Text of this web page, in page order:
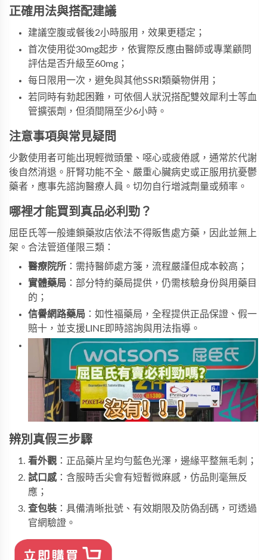
正確用法與搭配建議
建議空腹或餐後2小時服用，效果更穩定；
首次使用從30mg起步，依實際反應由醫師或專業顧問
評估是否升級至60mg；
每日限用一次，避免與其他SSRI類藥物併用；
若同時有勃起困難，可依個人狀況搭配雙效犀利士等血
管擴張劑，但須間隔至少6小時。
注意事項與常見疑問
少數使用者可能出現輕微頭暈、噁心或疲倦感，通常於代謝
後自然消退。肝腎功能不全、嚴重心臟病史或正服用抗憂鬱
藥者，應事先諮詢醫療人員。切勿自行增減劑量或頻率。
哪裡才能買到真品必利勁？
屈臣氏等一般連鎖藥妝店依法不得販售處方藥，因此並無上
架。合法管道僅限三類：
醫療院所 ：需持醫師處方箋，流程嚴謹但成本較高；
實體藥局 ：部分特約藥局提供，仍需核驗身份與用藥目
的；
信譽網路藥局 ：如性福藥局 ，全程提供正品保證、假一
賠十，並支援LINE即時諮詢與用法指導。
辨別真假三步驟
看外觀 ：正品藥片呈均勻藍色光澤，邊緣平整無毛刺；
試口感：含服時舌尖會有短暫微麻感，仿品則毫無反
應；
查包裝 ：具備清晰批號、有效期限及防偽刮碼，可透過
官網驗證。